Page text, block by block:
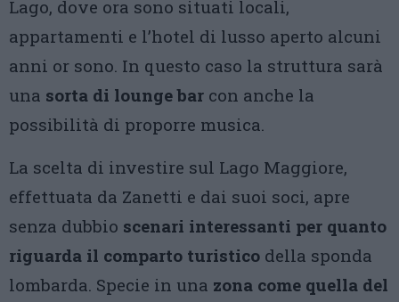
Lago, dove ora sono situati locali,
appartamenti e l’hotel di lusso aperto alcuni
anni or sono. In questo caso la struttura sarà
una sorta di lounge bar con anche la
possibilità di proporre musica.
La scelta di investire sul Lago Maggiore,
effettuata da Zanetti e dai suoi soci, apre
senza dubbio scenari interessanti per quanto
riguarda il comparto turistico della sponda
lombarda. Specie in una zona come quella del